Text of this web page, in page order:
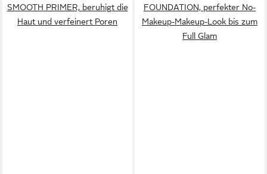
SMOOTH PRIMER, beruhigt die
Haut und verfeinert Poren
FOUNDATION, perfekter No-
Makeup-Makeup-Look bis zum
Full Glam